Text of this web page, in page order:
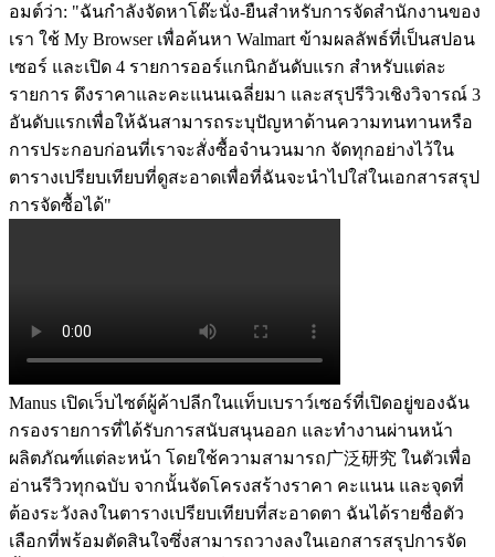
อมต์ว่า: "ฉันกำลังจัดหาโต๊ะนั่ง-ยืนสำหรับการจัดสำนักงานของ
เรา ใช้ My Browser เพื่อค้นหา Walmart ข้ามผลลัพธ์ที่เป็นสปอน
เซอร์ และเปิด 4 รายการออร์แกนิกอันดับแรก สำหรับแต่ละ
รายการ ดึงราคาและคะแนนเฉลี่ยมา และสรุปรีวิวเชิงวิจารณ์ 3
อันดับแรกเพื่อให้ฉันสามารถระบุปัญหาด้านความทนทานหรือ
การประกอบก่อนที่เราจะสั่งซื้อจำนวนมาก จัดทุกอย่างไว้ใน
ตารางเปรียบเทียบที่ดูสะอาดเพื่อที่ฉันจะนำไปใส่ในเอกสารสรุป
การจัดซื้อได้"
Manus เปิดเว็บไซต์ผู้ค้าปลีกในแท็บเบราว์เซอร์ที่เปิดอยู่ของฉัน
กรองรายการที่ได้รับการสนับสนุนออก และทำงานผ่านหน้า
ผลิตภัณฑ์แต่ละหน้า โดยใช้ความสามารถ广泛研究 ในตัวเพื่อ
อ่านรีวิวทุกฉบับ จากนั้นจัดโครงสร้างราคา คะแนน และจุดที่
ต้องระวังลงในตารางเปรียบเทียบที่สะอาดตา ฉันได้รายชื่อตัว
เลือกที่พร้อมตัดสินใจซึ่งสามารถวางลงในเอกสารสรุปการจัด